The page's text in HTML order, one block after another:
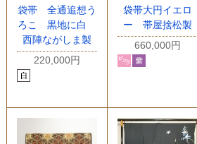
袋帯 全通追想う
ろこ 黒地に白
西陣ながしま製
220,000円
袋帯大円イエロ
ー 帯屋捨松製
660,000円